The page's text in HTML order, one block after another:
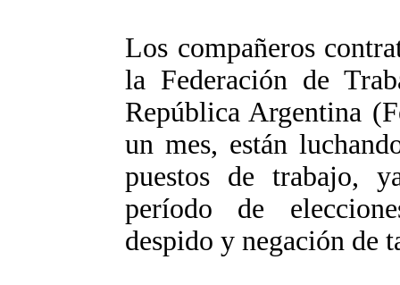
Los compañeros
la Federación de
República Argentina
un mes, están
puestos de trabajo,
período de
despido y negación de